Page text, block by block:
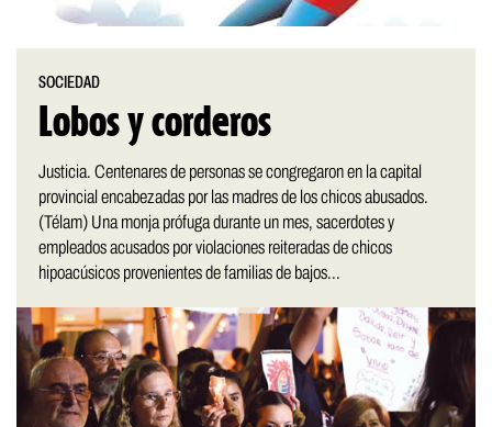
SOCIEDAD
Lobos y corderos
Justicia. Centenares de personas se congregaron en la capital
provincial encabezadas por las madres de los chicos abusados.
(Télam) Una monja prófuga durante un mes, sacerdotes y
empleados acusados por violaciones reiteradas de chicos
hipoacúsicos provenientes de familias de bajos...